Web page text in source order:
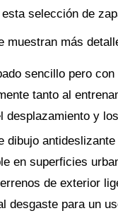
esta selección de
muestran más
sencillo pero
tanto al
desplazamiento y
dibujo
en superficies
de exterior
desgaste para un